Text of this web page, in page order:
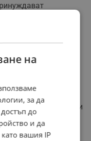
от една
от инциденти.
пострадалата
до асфалтовия път
над град
за хора със
място за еднодневни
на Пирин
на
за да
до
и да
вашия IP